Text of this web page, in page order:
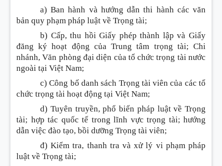
a) Ban hành và hướng dẫn thi hành các văn
bản quy phạm pháp luật về Trọng tài;
b) Cấp, thu hồi Giấy phép thành lập và Giấy
đăng ký hoạt động của Trung tâm trọng tài; Chi
nhánh, Văn phòng đại diện của tổ chức trọng tài nước
ngoài tại Việt Nam;
c) Công bố danh sách Trọng tài viên của các tổ
chức trọng tài hoạt động tại Việt Nam;
d) Tuyên truyền, phổ biến pháp luật về Trọng
tài; hợp tác quốc tế trong lĩnh vực trọng tài; hướng
dẫn việc đào tạo, bồi dưỡng Trọng tài viên;
đ) Kiểm tra, thanh tra và xử lý vi phạm pháp
luật về Trọng tài;